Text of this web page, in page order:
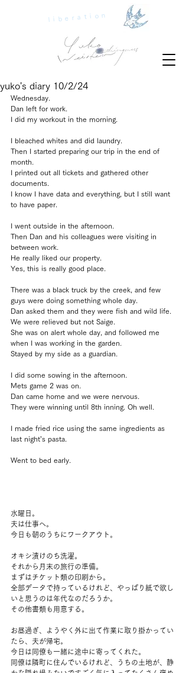
liberation
yuko's diary 10/2/24
Wednesday.
Dan left for work.
I did my workout in the morning.
I bleached whites and did laundry.
Then I started preparing our trip in the end of
month.
I printed out all tickets and gathered other
documents.
I know I have data and everything, but I still want
to have paper.
I went outside in the afternoon.
Then Dan and his colleagues were visiting in
between work.
He really liked our property.
Yes, this is really good place.
There was a black truck by the creek, and few
guys were doing something whole day.
Dan asked them and they were fish and wild life.
We were relieved but not Saige.
She was on alert whole day, and followed me
when I was working in the garden.
Stayed by my side as a guardian.
I did some sowing in the afternoon.
Mets game 2 was on.
Dan came home and we were nervous.
They were winning until 8th inning. Oh well.
I made fried rice using the same ingredients as
last night’s pasta.
Went to bed early.
水曜日。
夫は仕事へ。
今日も朝のうちにワークアウト。
オキシ漬けのち洗濯。
それから月末の旅行の準備。
まずはチケット類の印刷から。
全部データで持っているけれど、やっぱり紙で欲し
いと思うのは年代なのだろうか。
その他書類も用意する。
お昼過ぎ、ようやく外に出て作業に取り掛かってい
たら、夫が帰宅。
今日は同僚も一緒に途中に寄ってくれた。
同僚は隣町に住んでいるけれど、うちの土地が、静